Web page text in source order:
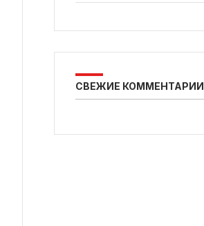
СВЕЖИЕ КОММЕНТАРИИ